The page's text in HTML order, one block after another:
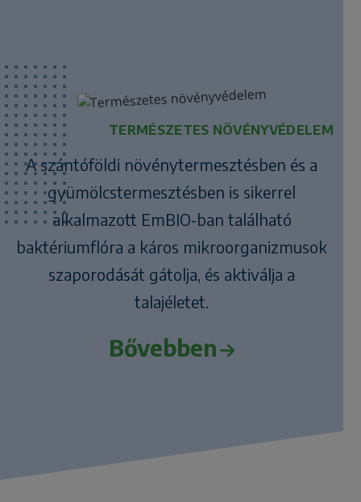
TERMÉSZETES NÖVÉNYVÉDELEM
A szántóföldi növénytermesztésben és a
gyümölcstermesztésben is sikerrel
alkalmazott EmBIO-ban található
baktériumflóra a káros mikroorganizmusok
szaporodását gátolja, és aktiválja a
talajéletet.
Bővebben